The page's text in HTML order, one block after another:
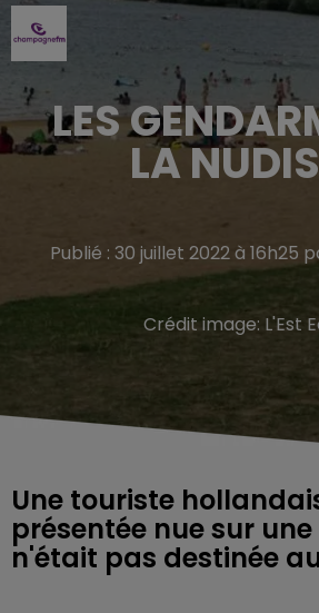
LES
LA
Publié : 30 juillet 2022 à 16h25
Crédit image: L'Est
Une touriste
présentée nue sur
n'était pas destinée